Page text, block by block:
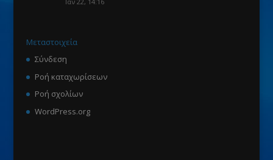
Μεταστοιχεία
Σύνδεση
Ροή καταχωρίσεων
Ροή σχολίων
WordPress.org